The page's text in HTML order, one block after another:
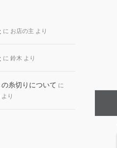
に お店の主 より
に 鈴木 より
糸切りについて に
より